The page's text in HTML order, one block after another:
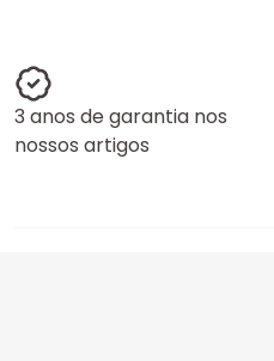
3 anos de garantia nos
nossos artigos